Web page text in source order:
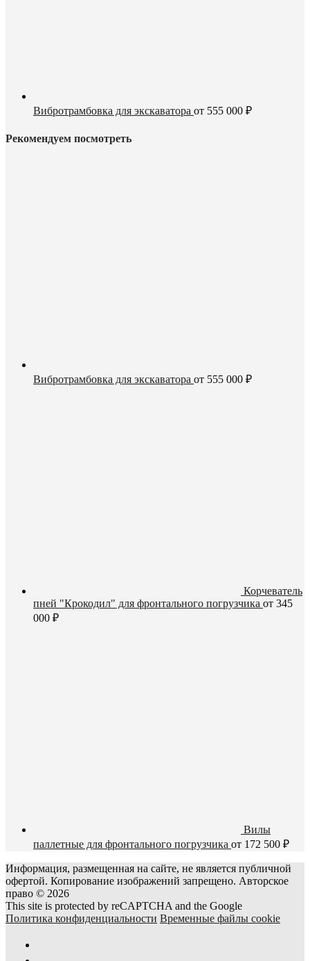
Вибротрамбовка для экскаватора от 555 000 ₽
Рекомендуем посмотреть
Вибротрамбовка для экскаватора от 555 000 ₽
Корчеватель
пней "Крокодил" для фронтального погрузчика от 345
000 ₽
Вилы
паллетные для фронтального погрузчика от 172 500 ₽
Информация, размещенная на сайте, не является публичной
офертой. Копирование изображений запрещено. Авторское
право © 2026
This site is protected by reCAPTCHA and the Google
Политика конфиденциальности Временные файлы cookie